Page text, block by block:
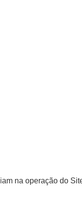
na operação do